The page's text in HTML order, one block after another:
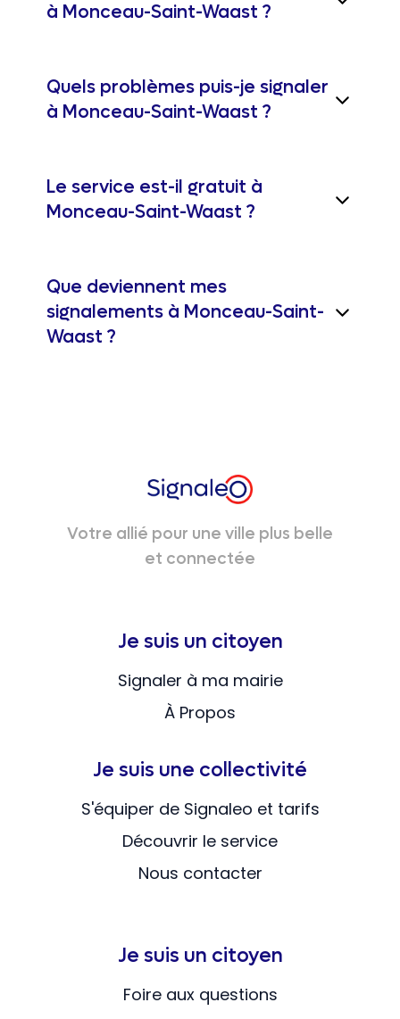
à Monceau-Saint-Waast ?
Quels problèmes puis-je signaler
à Monceau-Saint-Waast ?
Le service est-il gratuit à
Monceau-Saint-Waast ?
Que deviennent mes
signalements à Monceau-Saint-
Waast ?
Votre allié pour une ville plus belle
et connectée
Je suis un citoyen
Signaler à ma mairie
À Propos
Je suis une collectivité
S'équiper de Signaleo et tarifs
Découvrir le service
Nous contacter
Je suis un citoyen
Foire aux questions